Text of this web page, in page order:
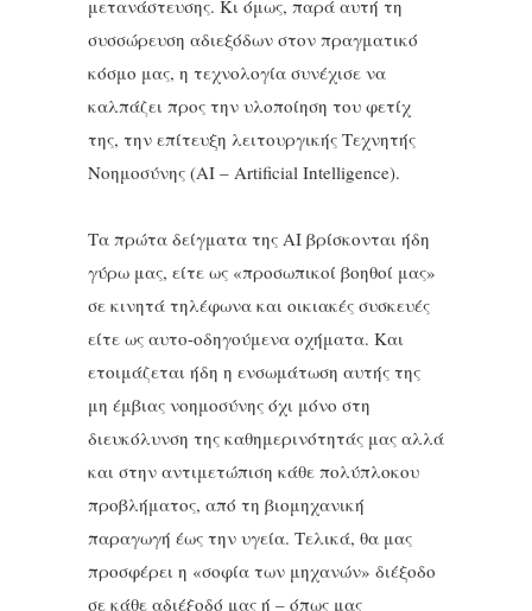
μετανάστευσης. Κι όμως, παρά αυτή τη
συσσώρευση αδιεξόδων στον πραγματικό
κόσμο μας, η τεχνολογία συνέχισε να
καλπάζει προς την υλοποίηση του φετίχ
της, την επίτευξη λειτουργικής Τεχνητής
Νοημοσύνης (ΑΙ – Artificial Intelligence).
Τα πρώτα δείγματα της ΑΙ βρίσκονται ήδη
γύρω μας, είτε ως «προσωπικοί βοηθοί μας»
σε κινητά τηλέφωνα και οικιακές συσκευές
είτε ως αυτο-οδηγούμενα οχήματα. Και
ετοιμάζεται ήδη η ενσωμάτωση αυτής της
μη έμβιας νοημοσύνης όχι μόνο στη
διευκόλυνση της καθημερινότητάς μας αλλά
και στην αντιμετώπιση κάθε πολύπλοκου
προβλήματος, από τη βιομηχανική
παραγωγή έως την υγεία. Τελικά, θα μας
προσφέρει η «σοφία των μηχανών» διέξοδο
σε κάθε αδιέξοδό μας ή – όπως μας